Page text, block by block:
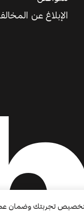
الإبلاغ عن
تجربتك وضمان